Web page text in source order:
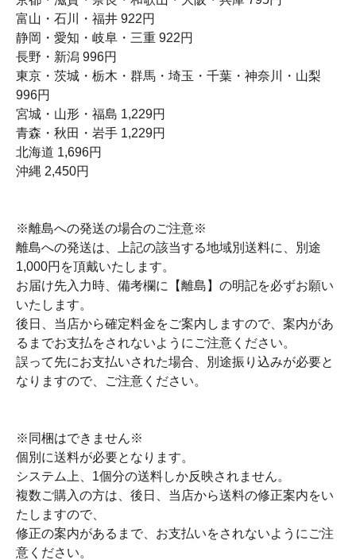
富山・石川・福井 922円
静岡・愛知・岐阜・三重 922円
長野・新潟 996円
東京・茨城・栃木・群馬・埼玉・千葉・神奈川・山梨
996円
宮城・山形・福島 1,229円
青森・秋田・岩手 1,229円
北海道 1,696円
沖縄 2,450円
※離島への発送の場合のご注意※
離島への発送は、上記の該当する地域別送料に、別途
1,000円を頂戴いたします。
お届け先入力時、備考欄に【離島】の明記を必ずお願い
いたします。
後日、当店から確定料金をご案内しますので、案内があ
るまでお支払をされないようにご注意ください。
誤って先にお支払いされた場合、別途振り込みが必要と
なりますので、ご注意ください。
※同梱はできません※
個別に送料が必要となります。
システム上、1個分の送料しか反映されません。
複数ご購入の方は、後日、当店から送料の修正案内をい
たしますので、
修正の案内があるまで、お支払いをされないようにご注
意ください。